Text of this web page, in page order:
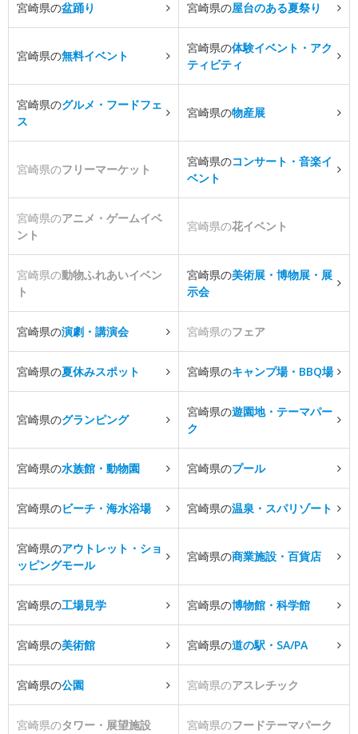
宮崎県の盆踊り 宮崎県の屋台のある夏祭り
宮崎県の無料イベント
宮崎県の体験イベント・アク
ティビティ
宮崎県のグルメ・フードフェ
ス
宮崎県の物産展
宮崎県のフリーマーケット
宮崎県のコンサート・音楽イ
ベント
宮崎県のアニメ・ゲームイベ
ント
宮崎県の花イベント
宮崎県の動物ふれあいイベン
ト
宮崎県の美術展・博物展・展
示会
宮崎県の演劇・講演会 宮崎県のフェア
宮崎県の夏休みスポット 宮崎県のキャンプ場・BBQ場
宮崎県のグランピング
宮崎県の遊園地・テーマパー
ク
宮崎県の水族館・動物園 宮崎県のプール
宮崎県のビーチ・海水浴場 宮崎県の温泉・スパリゾート
宮崎県のアウトレット・ショ
ッピングモール
宮崎県の商業施設・百貨店
宮崎県の工場見学 宮崎県の博物館・科学館
宮崎県の美術館 宮崎県の道の駅・SA/PA
宮崎県の公園 宮崎県のアスレチック
宮崎県のタワー・展望施設 宮崎県のフードテーマパーク